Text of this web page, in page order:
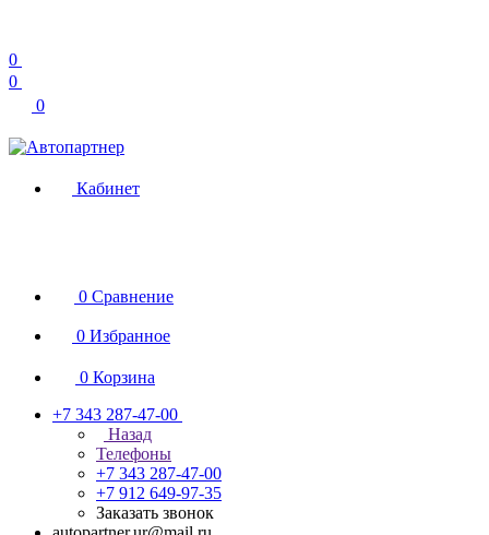
0
0
0
Кабинет
0 Сравнение
0 Избранное
0 Корзина
+7 343 287-47-00
Назад
Телефоны
+7 343 287-47-00
+7 912 649-97-35
Заказать звонок